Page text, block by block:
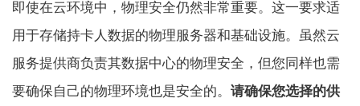
即使在云环境中，物理安全仍然非常重要。这一要求适
用于存储持卡人数据的物理服务器和基础设施。虽然云
服务提供商负责其数据中心的物理安全，但您同样也需
要确保自己的物理环境也是安全的。请确保您选择的供